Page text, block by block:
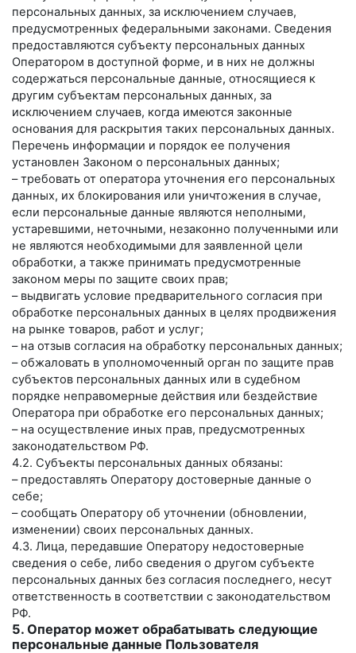
персональных данных, за исключением случаев,
предусмотренных федеральными законами. Сведения
предоставляются субъекту персональных данных
Оператором в доступной форме, и в них не должны
содержаться персональные данные, относящиеся к
другим субъектам персональных данных, за
исключением случаев, когда имеются законные
основания для раскрытия таких персональных данных.
Перечень информации и порядок ее получения
установлен Законом о персональных данных;
– требовать от оператора уточнения его персональных
данных, их блокирования или уничтожения в случае,
если персональные данные являются неполными,
устаревшими, неточными, незаконно полученными или
не являются необходимыми для заявленной цели
обработки, а также принимать предусмотренные
законом меры по защите своих прав;
– выдвигать условие предварительного согласия при
обработке персональных данных в целях продвижения
на рынке товаров, работ и услуг;
– на отзыв согласия на обработку персональных данных;
– обжаловать в уполномоченный орган по защите прав
субъектов персональных данных или в судебном
порядке неправомерные действия или бездействие
Оператора при обработке его персональных данных;
– на осуществление иных прав, предусмотренных
законодательством РФ.
4.2. Субъекты персональных данных обязаны:
– предоставлять Оператору достоверные данные о
себе;
– сообщать Оператору об уточнении (обновлении,
изменении) своих персональных данных.
4.3. Лица, передавшие Оператору недостоверные
сведения о себе, либо сведения о другом субъекте
персональных данных без согласия последнего, несут
ответственность в соответствии с законодательством
РФ.
5. Оператор может обрабатывать следующие
персональные данные Пользователя